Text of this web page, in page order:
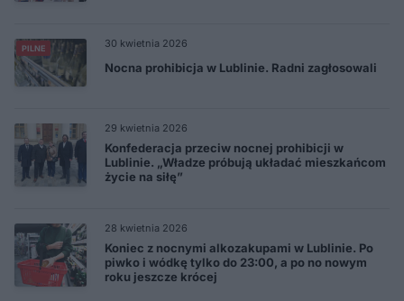
PILNE 30 kwietnia 2026
Nocna prohibicja w Lublinie. Radni zagłosowali
29 kwietnia 2026
Konfederacja przeciw nocnej prohibicji w
Lublinie. „Władze próbują układać mieszkańcom
życie na siłę”
28 kwietnia 2026
Koniec z nocnymi alkozakupami w Lublinie. Po
piwko i wódkę tylko do 23:00, a po no nowym
roku jeszcze krócej